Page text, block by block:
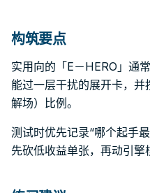
构筑要点
实用向的「E－HERO」通
能过一层干扰的展开卡，
解场）比例。
测试时优先记录“哪个起手
先砍低收益单张，再动引擎